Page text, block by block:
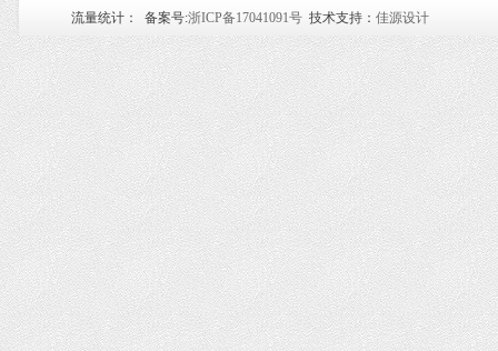
流量统计：
备案号:浙ICP备17041091号技术支持： 佳源设计